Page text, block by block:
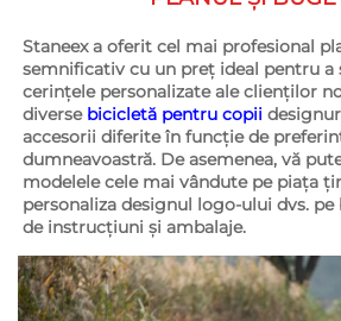
Staneex a oferit cel mai profesional
semnificativ cu un preț ideal pentru a
cerințele personalizate ale clienților
diverse bicicletă pentru copii
accesorii diferite în funcție de
dumneavoastră. De asemenea, vă
modelele cele mai vândute pe piața
personaliza designul logo-ului dvs.
de instrucțiuni și ambalaje.